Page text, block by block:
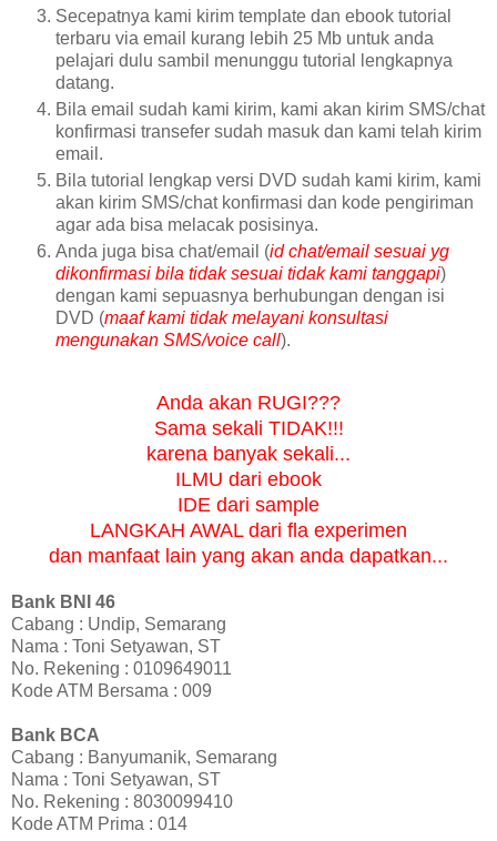
Secepatnya kami kirim template dan ebook tutorial
terbaru via email kurang lebih 25 Mb untuk anda
pelajari dulu sambil menunggu tutorial lengkapnya
datang.
Bila email sudah kami kirim, kami akan kirim SMS/chat
konfirmasi transefer sudah masuk dan kami telah kirim
email.
Bila tutorial lengkap versi DVD sudah kami kirim, kami
akan kirim SMS/chat konfirmasi dan kode pengiriman
agar ada bisa melacak posisinya.
Anda juga bisa chat/email (id chat/email sesuai yg
dikonfirmasi bila tidak sesuai tidak kami tanggapi)
dengan kami sepuasnya berhubungan dengan isi
DVD (maaf kami tidak melayani konsultasi
mengunakan SMS/voice call).
Anda akan RUGI???
Sama sekali TIDAK!!!
karena banyak sekali...
ILMU dari ebook
IDE dari sample
LANGKAH AWAL dari fla experimen
dan manfaat lain yang akan anda dapatkan...
Bank BNI 46
Cabang : Undip, Semarang
Nama : Toni Setyawan, ST
No. Rekening : 0109649011
Kode ATM Bersama : 009
Bank BCA
Cabang : Banyumanik, Semarang
Nama : Toni Setyawan, ST
No. Rekening : 8030099410
Kode ATM Prima : 014